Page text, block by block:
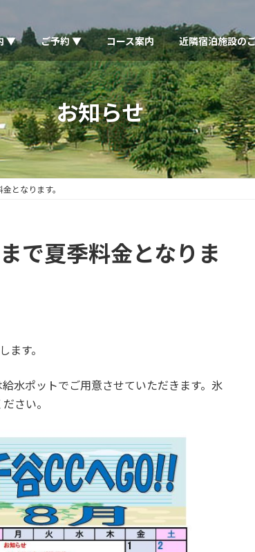
▼ ご予約 ▼ コース案内 近隣宿泊施設の
お知らせ
となります。
で夏季料金となりま
ます。
水ポットでご用意させていただきます。氷
さい。